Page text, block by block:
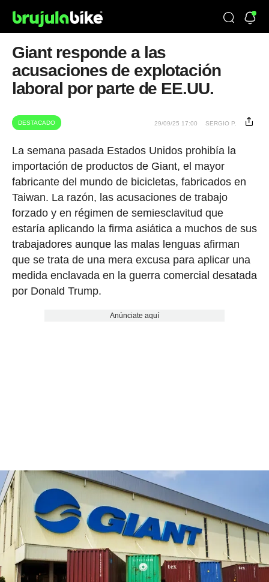
Giant responde a las
acusaciones de explotación
laboral por parte de EE.UU.
DESTACADO 29/09/25 17:00 SERGIO P.
La semana pasada Estados Unidos prohibía la
importación de productos de Giant, el mayor
fabricante del mundo de bicicletas, fabricados en
Taiwan. La razón, las acusaciones de trabajo
forzado y en régimen de semiesclavitud que
estaría aplicando la firma asiática a muchos de sus
trabajadores aunque las malas lenguas afirman
que se trata de una mera excusa para aplicar una
medida enclavada en la guerra comercial desatada
por Donald Trump.
Anúnciate aquí